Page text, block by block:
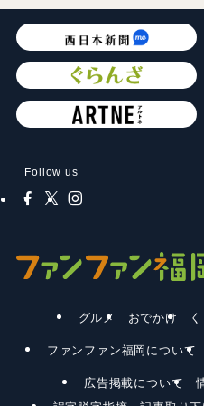
Follow us
グルメ おでかけ
ファンファン福岡について
広告掲載について